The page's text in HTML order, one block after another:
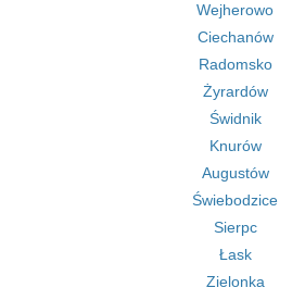
Wejherowo
Ciechanów
Radomsko
Żyrardów
Świdnik
Knurów
Augustów
Świebodzice
Sierpc
Łask
Zielonka